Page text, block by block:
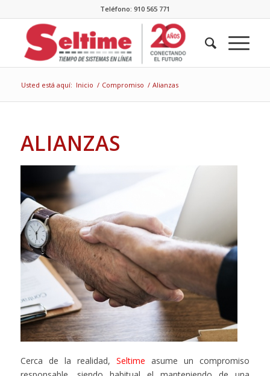
Teléfono: 910 565 771
Usted está aquí: Inicio / Compromiso / Alianzas
ALIANZAS
Cerca de la realidad,Seltime asume un compromiso